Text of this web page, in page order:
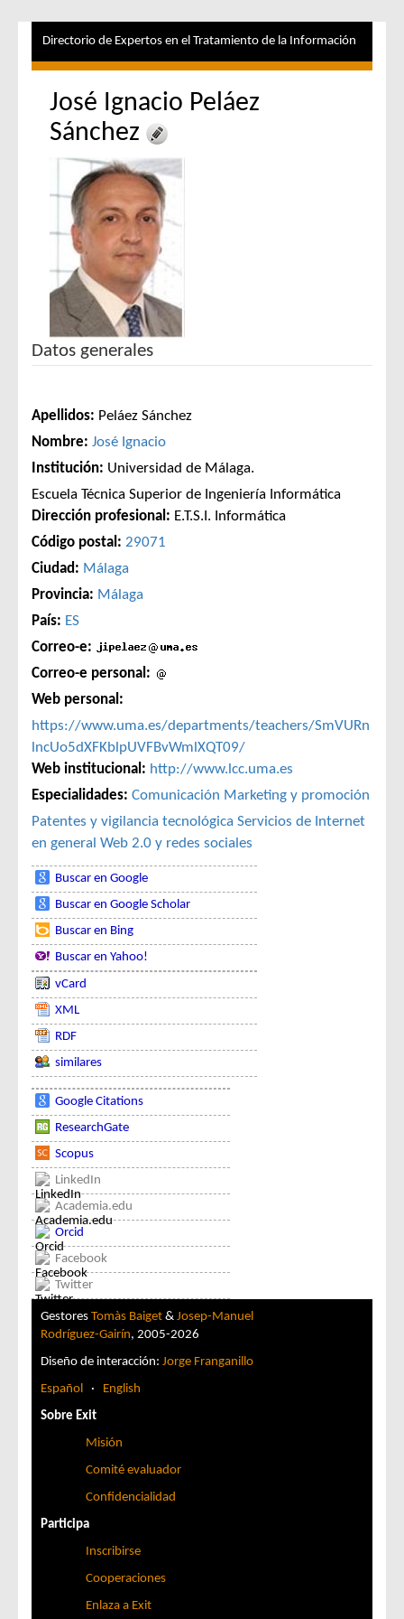
Directorio de Expertos en el Tratamiento de la Información
José Ignacio Peláez
Sánchez
Datos generales
Apellidos: Peláez Sánchez
Nombre: José Ignacio
Institución: Universidad de Málaga.
Escuela Técnica Superior de Ingeniería Informática
Dirección profesional: E.T.S.I. Informática
Código postal: 29071
Ciudad: Málaga
Provincia: Málaga
País: ES
Correo-e:
Correo-e personal:
Web personal:
https://www.uma.es/departments/teachers/SmVURn
lncUo5dXFKblpUVFBvWmlXQT09/
Web institucional: http://www.lcc.uma.es
Especialidades: Comunicación Marketing y promoción
Patentes y vigilancia tecnológica Servicios de Internet
en general Web 2.0 y redes sociales
Buscar en Google
Buscar en Google Scholar
Buscar en Bing
Buscar en Yahoo!
vCard
XML
RDF
similares
Google Citations
ResearchGate
Scopus
LinkedIn
Academia.edu
Orcid
Facebook
Twitter
Gestores Tomàs Baiget & Josep-Manuel
Rodríguez-Gairín, 2005-2026
Diseño de interacción: Jorge Franganillo
Español · English
Sobre Exit
Misión
Comité evaluador
Confidencialidad
Participa
Inscribirse
Cooperaciones
Enlaza a Exit